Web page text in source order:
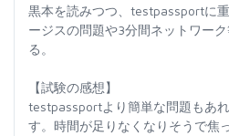
黒本を読みつつ、testpassportに
ージスの問題や3分間ネットワー
る。
【試験の感想】
testpassportより簡単な問題もあ
す。時間が足りなくなりそうで焦